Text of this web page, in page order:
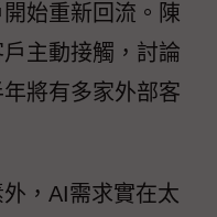
始重新回流。陳
主動接觸，討論
將有多家外部客
，AI需求實在太